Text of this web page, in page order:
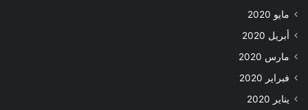
مايو 2020
أبريل 2020
مارس 2020
فبراير 2020
يناير 2020